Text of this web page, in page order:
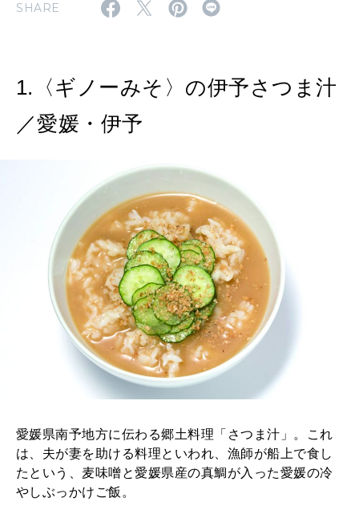
WORK&MONEY
MAGAZINE
特集
2026年9月号「北海道 おいしく遊ぶ、夏のご褒美旅。」
2026年8月号『お茶の時間です。』
2026年7月号「鎌倉 ローカルが 教えてくれた 本当の歩き方。」
2026年6月号「大銀座 トレンドが生まれる 新しい一流店へ。」
2026年5月号「“大好き”に出会いに。韓国」
2026年4月号「未来をつくる、学びの教科書。」
2026年3月号「スイーツ予想図 2026」
MAGAZINE MOOK
SHARE
1.〈ギノーみそ〉の伊予さつま汁
／愛媛・伊予
愛媛県南予地方に伝わる郷土料理「さつま汁」。これ
は、夫が妻を助ける料理といわれ、漁師が船上で食し
たという、麦味噌と愛媛県産の真鯛が入った愛媛の冷
やしぶっかけご飯。